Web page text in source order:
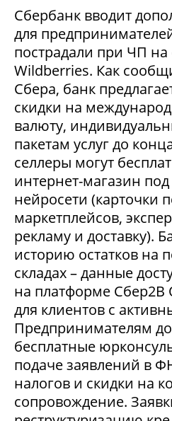
Сбербанк вводит
для
пострадали при ЧП на
Wildberries. Как
Сбера, банк
скидки на
валюту,
пакетам услуг до
селлеры могут
интернет-магазин
нейросети (карточки
маркетплейсов,
рекламу и доставку).
историю остатков на
складах – данные
на платформе
для клиентов с
Предпринимателям
бесплатные
подаче заявлений в
налогов и скидки на
сопровождение.